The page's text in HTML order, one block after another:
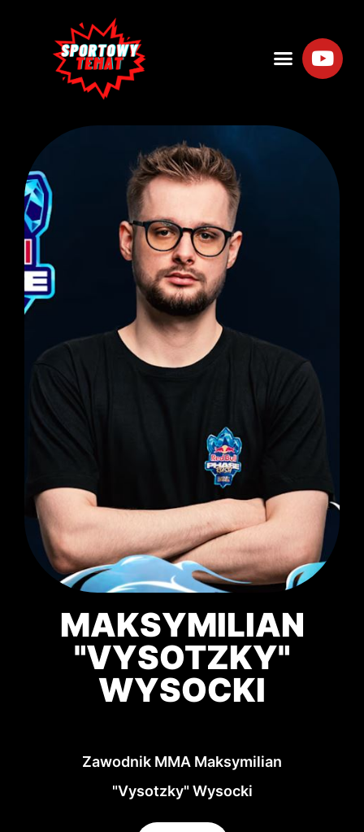
MAKSYMILIAN
"VYSOTZKY"
WYSOCKI
Zawodnik MMA Maksymilian
"Vysotzky" Wysocki